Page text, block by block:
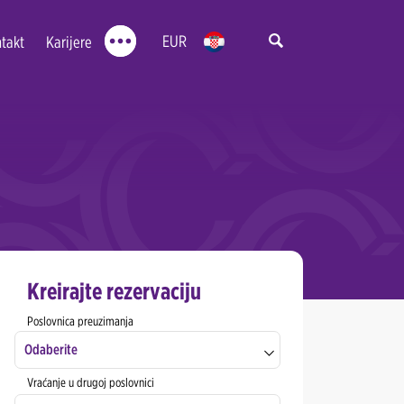
Karijere EUR
Kreirajte rezervaciju
Poslovnica preuzimanja
Odaberite
Vraćanje u drugoj poslovnici